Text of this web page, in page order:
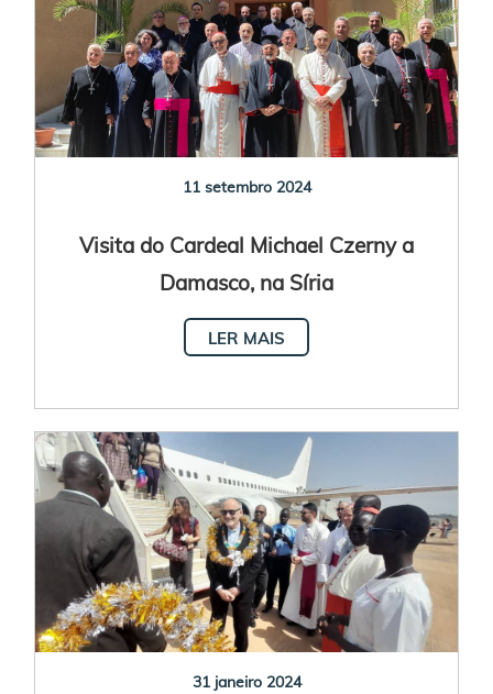
11 setembro 2024
Visita do Cardeal Michael Czerny a
Damasco, na Síria
LER MAIS
31 janeiro 2024